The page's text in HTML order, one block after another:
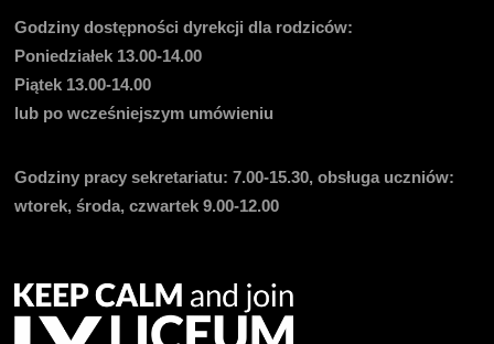
Godziny dostępności dyrekcji dla rodziców:
Poniedziałek 13.00-14.00
Piątek 13.00-14.00
lub po wcześniejszym umówieniu
Godziny pracy sekretariatu: 7.00-15.30, obsługa uczniów:
wtorek, środa, czwartek 9.00-12.00